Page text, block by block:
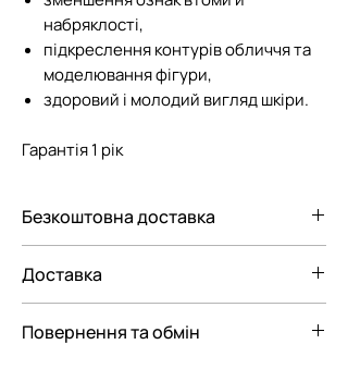
набряклості,
підкреслення контурів обличчя та
моделювання фігури,
здоровий і молодий вигляд шкіри.
Гарантія 1 рік
Безкоштовна доставка
поштою по Україні при замовленні від
3000 грн.
Доставка
варіанти доставки замовлення:
Повернення та обмін